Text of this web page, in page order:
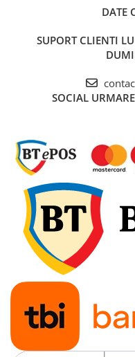
DATE
SUPORT CLIENTI
SOCIAL